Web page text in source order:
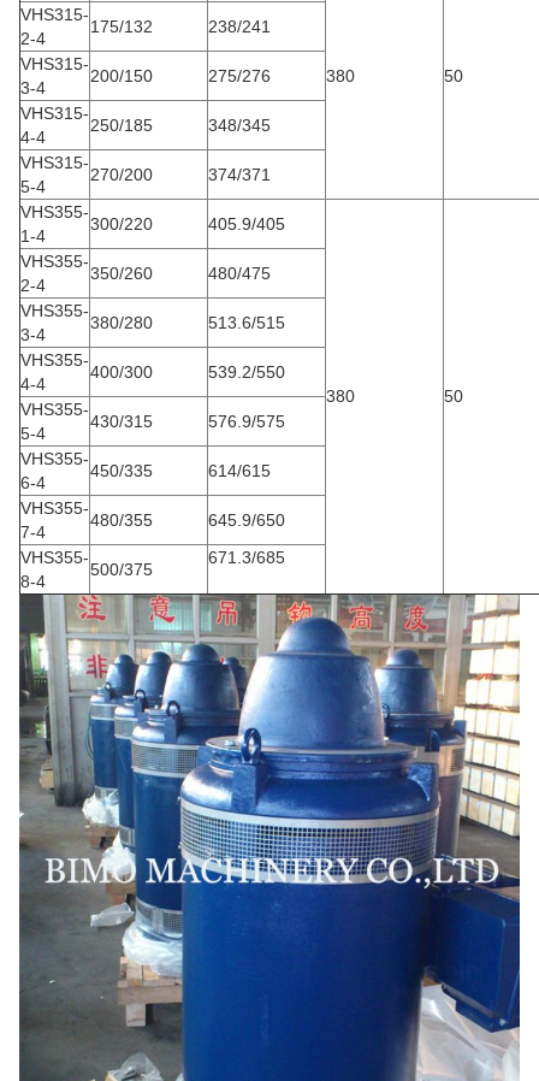
380 50
VHS315-
2-4
175/132
238/241
VHS315-
3-4
200/150
275/276
VHS315-
4-4
250/185
348/345
VHS315-
5-4
270/200
374/371
VHS355-
1-4
300/220 405.9/405
380 50
VHS355-
2-4
350/260
480/475
VHS355-
3-4
380/280
513.6/515
VHS355-
4-4
400/300
539.2/550
VHS355-
5-4
430/315
576.9/575
VHS355-
6-4
450/335
614/615
VHS355-
7-4
480/355
645.9/650
VHS355-
8-4
500/375
671.3/685